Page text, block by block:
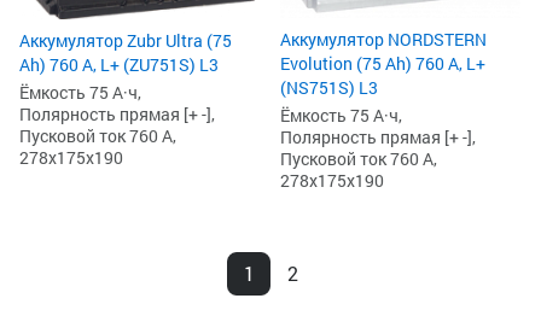
Аккумулятор Zubr Ultra (75
Ah) 760 А, L+ (ZU751S) L3
Ёмкость 75 А·ч,
Полярность прямая [+ -],
Пусковой ток 760 А,
278x175x190
Аккумулятор NORDSTERN
Evolution (75 Ah) 760 А, L+
(NS751S) L3
Ёмкость 75 А·ч,
Полярность прямая [+ -],
Пусковой ток 760 А,
278x175x190
1 2